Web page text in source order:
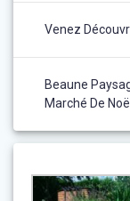
Venez
Beaune
Marché De